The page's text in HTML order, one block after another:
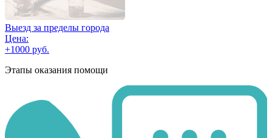
Выезд за пределы города
Цена:
+1000 руб.
Этапы оказания помощи